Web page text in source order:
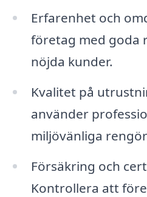
Erfarenhet och
företag med goda
nöjda kunder.
Kvalitet på
använder
miljövänliga
Försäkring och
Kontrollera att